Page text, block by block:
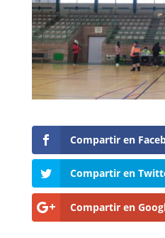
Compartir en
Compartir en
Compartir en